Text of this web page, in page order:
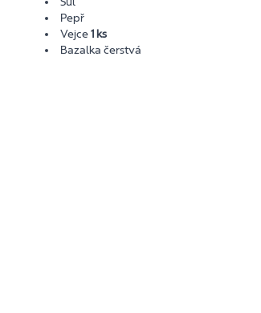
Pepř
Vejce1 ks
Bazalka čerstvá